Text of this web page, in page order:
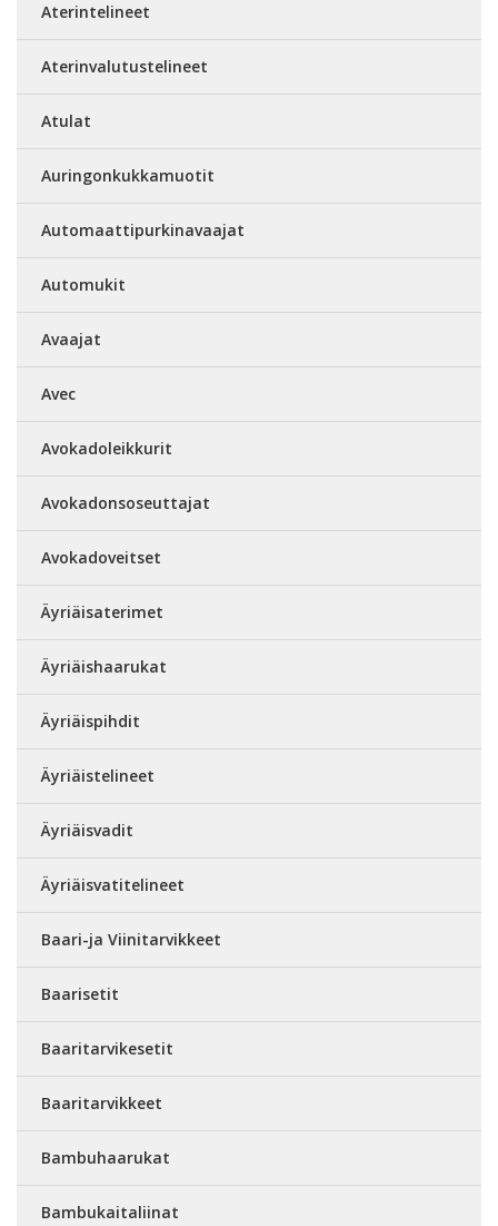
Aterintelineet
Aterinvalutustelineet
Atulat
Auringonkukkamuotit
Automaattipurkinavaajat
Automukit
Avaajat
Avec
Avokadoleikkurit
Avokadonsoseuttajat
Avokadoveitset
Äyriäisaterimet
Äyriäishaarukat
Äyriäispihdit
Äyriäistelineet
Äyriäisvadit
Äyriäisvatitelineet
Baari-ja Viinitarvikkeet
Baarisetit
Baaritarvikesetit
Baaritarvikkeet
Bambuhaarukat
Bambukaitaliinat